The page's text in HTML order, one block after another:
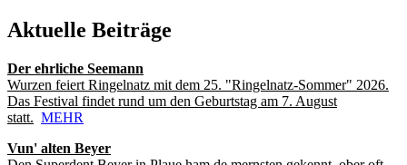
Aktuelle Beiträge
Der ehrliche Seemann
Wurzen feiert Ringelnatz mit dem 25. "Ringelnatz-Sommer" 2026.
Das Festival findet rund um den Geburtstag am 7. August
statt. MEHR
Vun' alten Beyer